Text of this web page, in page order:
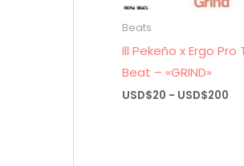
Beats
Ill Pekeño x Ergo Pro
Beat – «GRIND»
USD$20 - USD$200